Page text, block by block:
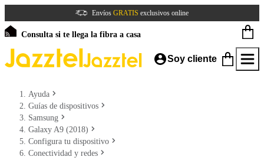
Envíos GRATIS exclusivos online
Consulta si te llega la fibra a casa
Soy cliente
Ayuda
Guías de dispositivos
Samsung
Galaxy A9 (2018)
Configura tu dispositivo
Conectividad y redes